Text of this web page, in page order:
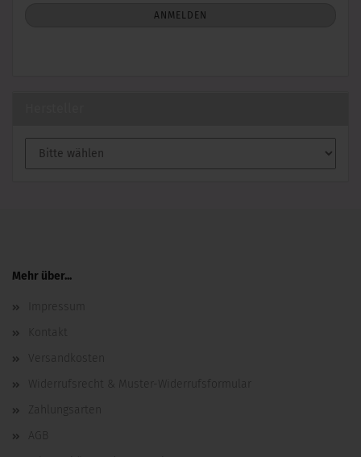
ANMELDEN
Mehr über...
Impressum
Kontakt
Versandkosten
Widerrufsrecht & Muster-Widerrufsformular
Zahlungsarten
AGB